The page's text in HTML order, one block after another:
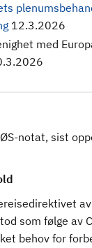
12.3.2026
med
notat, sist
som følge av
behov for